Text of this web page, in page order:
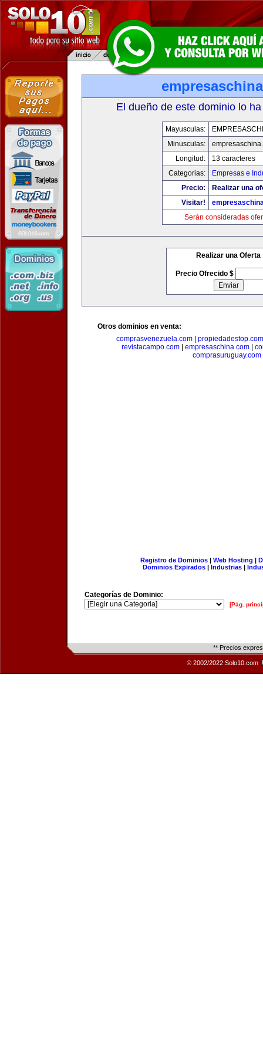
El dueño de este dominio lo
Mayusculas:
Minusculas:
Longitud:
13 caracteres
Categorias:
Empresas e
Precio:
Realizar una
Visitar!
Serán consideradas
Realizar una Oferta
Precio Ofrecido $
Otros dominios en venta:
comprasvenezuela.com
propiedadestop.com
revistacampo.com
empresaschina.com
comprasuruguay.com
Registro de Dominios| Web Hosting |
Dominios Expirados | Industrias |
Categorías de Dominio:
[Pág.
** Precios
© 2002/2022 Solo10.com